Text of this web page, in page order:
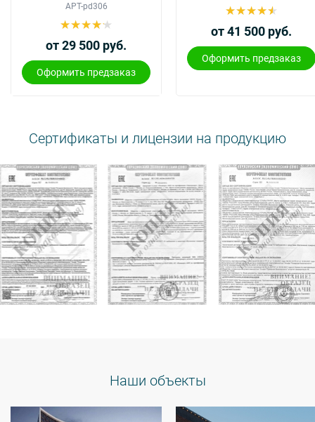
АРТ-pd306
от 29 500 руб.
Оформить предзаказ
от 41 500 руб.
Оформить предзаказ
Сертификаты и лицензии на продукцию
Наши объекты